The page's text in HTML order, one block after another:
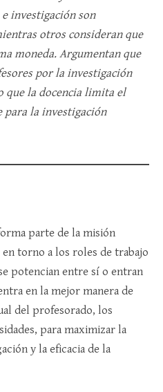
investigación son
otros consideran que
moneda. Argumentan que
por la investigación
que la docencia limita el
la investigación
parte de la misión
torno a los roles de trabajo
potencian entre sí o entran
en la mejor manera de
del profesorado, los
para maximizar la
y la eficacia de la